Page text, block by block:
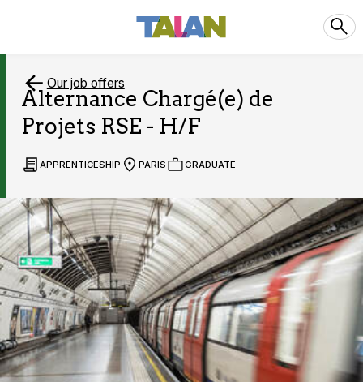
Our job offers
Alternance Chargé(e) de
Projets RSE - H/F
APPRENTICESHIP PARIS GRADUATE